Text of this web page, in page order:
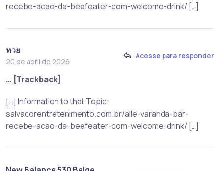
recebe-acao-da-beefeater-com-welcome-drink/ […]
หวย
20 de abril de 2026
Acesse para responder
… [Trackback]
[…] Information to that Topic:
salvadorentretenimento.com.br/alle-varanda-bar-
recebe-acao-da-beefeater-com-welcome-drink/ […]